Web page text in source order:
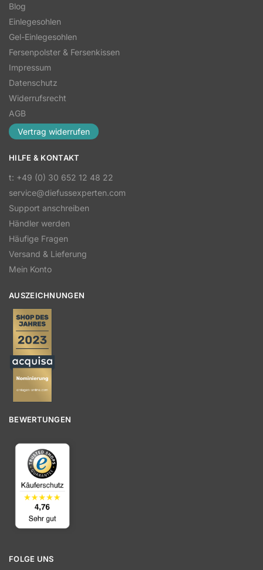
Blog
Einlegesohlen
Gel-Einlegesohlen
Fersenpolster & Fersenkissen
Impressum
Datenschutz
Widerrufsrecht
AGB
Vertrag widerrufen
HILFE & KONTAKT
t: +49 (0) 30 652 12 48 22
service@diefussexperten.com
Support anschreiben
Händler werden
Häufige Fragen
Versand & Lieferung
Mein Konto
AUSZEICHNUNGEN
BEWERTUNGEN
FOLGE UNS